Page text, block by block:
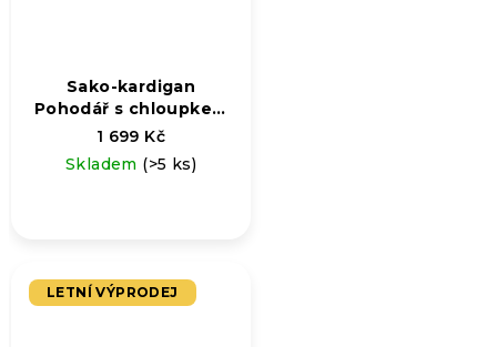
Sako-kardigan
Pohodář s chloupkem
s chloupkem
1 699 Kč
Skladem (>5 ks)
LETNÍ VÝPRODEJ